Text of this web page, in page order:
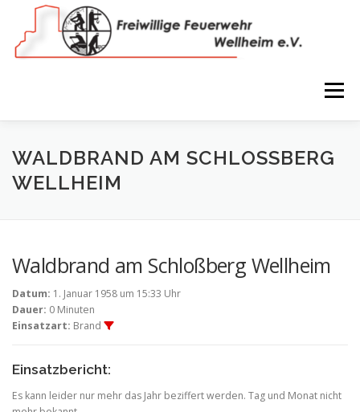
springen
Menü
NEWS VEREIN 150 JAHRE FEUERWEHR
COOKIE-RICHTLINIE (EU)
WALDBRAND AM SCHLOSSBERG W
ELLHEIM
Waldbrand am Schloßberg Wellheim
Datum: 1. Januar 1958 um 15:33 Uhr
Dauer: 0 Minuten
Einsatzart: Brand
Einsatzbericht:
Es kann leider nur mehr das Jahr beziffert werden. Tag und Monat nicht